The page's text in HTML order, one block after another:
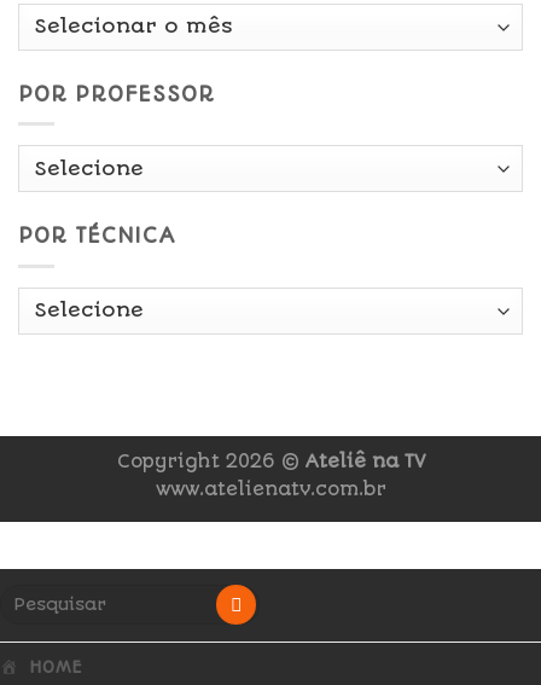
Por
POR PROFESSOR
POR TÉCNICA
Copyright 2026 © Ateliê na TV
www.atelienatv.com.br
HOME